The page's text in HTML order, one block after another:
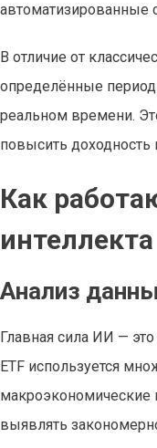
автоматизированные
В отличие от
определённые
реальном времени.
повысить доходность
Как
интеллекта
Анализ
Главная сила ИИ —
ETF используется
макроэкономические
выявлять